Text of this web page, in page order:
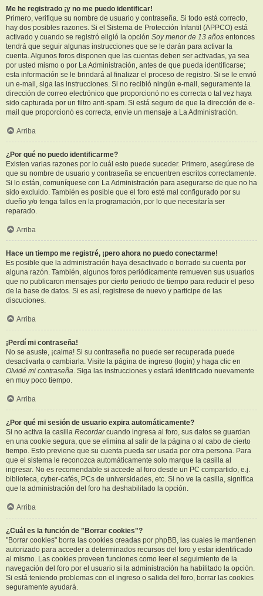
Me he registrado ¡y no me puedo identificar!
Primero, verifique su nombre de usuario y contraseña. Si todo está correcto,
hay dos posibles razones. Si el Sistema de Protección Infantil (APPCO) está
activado y cuando se registró eligió la opción Soy menor de 13 años entonces
tendrá que seguir algunas instrucciones que se le darán para activar la
cuenta. Algunos foros disponen que las cuentas deben ser activadas, ya sea
por usted mismo o por La Administración, antes de que pueda identificarse;
esta información se le brindará al finalizar el proceso de registro. Si se le envió
un e-mail, siga las instrucciones. Si no recibió ningún e-mail, seguramente la
dirección de correo electrónico que proporcionó no es correcta o tal vez haya
sido capturada por un filtro anti-spam. Si está seguro de que la dirección de e-
mail que proporcionó es correcta, envíe un mensaje a La Administración.
Arriba
¿Por qué no puedo identificarme?
Existen varias razones por lo cuál esto puede suceder. Primero, asegúrese de
que su nombre de usuario y contraseña se encuentren escritos correctamente.
Si lo están, comuníquese con La Administración para asegurarse de que no ha
sido excluido. También es posible que el foro esté mal configurado por su
dueño y/o tenga fallos en la programación, por lo que necesitaría ser
reparado.
Arriba
Hace un tiempo me registré, ¡pero ahora no puedo conectarme!
Es posible que la administración haya desactivado o borrado su cuenta por
alguna razón. También, algunos foros periódicamente remueven sus usuarios
que no publicaron mensajes por cierto periodo de tiempo para reducir el peso
de la base de datos. Si es así, registrese de nuevo y participe de las
discuciones.
Arriba
¡Perdí mi contraseña!
No se asuste, ¡calma! Si su contraseña no puede ser recuperada puede
desactivarla o cambiarla. Visite la página de ingreso (login) y haga clic en
Olvidé mi contraseña. Siga las instrucciones y estará identificado nuevamente
en muy poco tiempo.
Arriba
¿Por qué mi sesión de usuario expira automáticamente?
Si no activa la casilla Recordarcuando ingresa al foro, sus datos se guardan
en una cookie segura, que se elimina al salir de la página o al cabo de cierto
tiempo. Esto previene que su cuenta pueda ser usada por otra persona. Para
que el sistema le reconozca automáticamente solo marque la casilla al
ingresar. No es recomendable si accede al foro desde un PC compartido, e.j.
biblioteca, cyber-cafés, PCs de universidades, etc. Si no ve la casilla, significa
que la administración del foro ha deshabilitado la opción.
Arriba
¿Cuál es la función de "Borrar cookies"?
"Borrar cookies" borra las cookies creadas por phpBB, las cuales le mantienen
autorizado para acceder a determinados recursos del foro y estar identificado
al mismo. Las cookies proveen funciones como leer el seguimiento de la
navegación del foro por el usuario si la administración ha habilitado la opción.
Si está teniendo problemas con el ingreso o salida del foro, borrar las cookies
seguramente ayudará.